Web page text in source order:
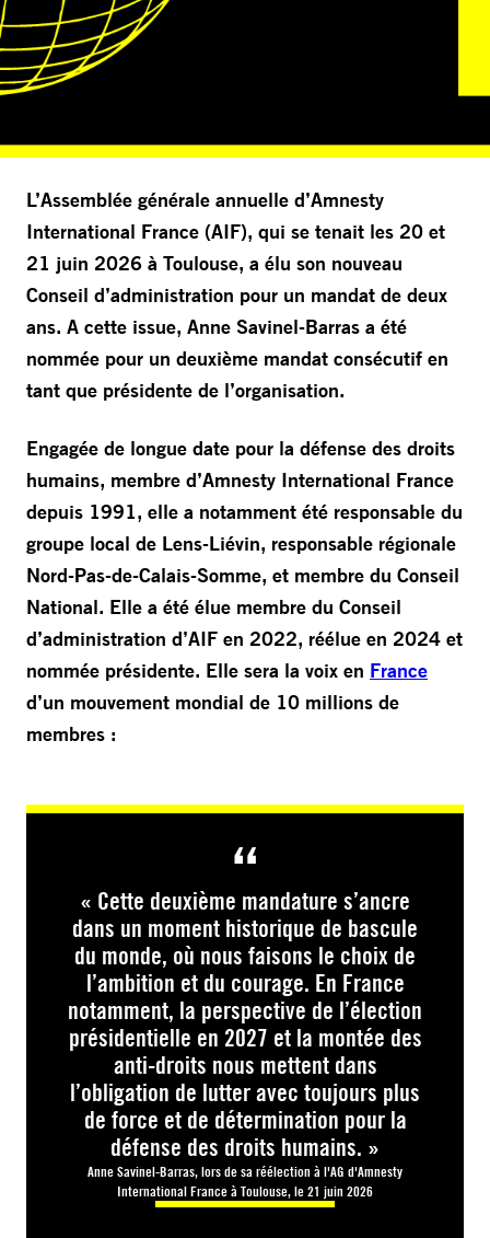
L’Assemblée générale annuelle d’Amnesty
International France (AIF), qui se tenait les 20 et
21 juin 2026 à Toulouse, a élu son nouveau
Conseil d’administration pour un mandat de deux
ans. A cette issue, Anne Savinel-Barras a été
nommée pour un deuxième mandat consécutif en
tant que présidente de l’organisation.
Engagée de longue date pour la défense des droits
humains, membre d’Amnesty International France
depuis 1991, elle a notamment été responsable du
groupe local de Lens-Liévin, responsable régionale
Nord-Pas-de-Calais-Somme, et membre du Conseil
National. Elle a été élue membre du Conseil
d’administration d’AIF en 2022, réélue en 2024 et
nommée présidente. Elle sera la voix en France
d’un mouvement mondial de 10 millions de
membres :
« Cette deuxième mandature s’ancre
dans un moment historique de bascule
du monde, où nous faisons le choix de
l’ambition et du courage. En France
notamment, la perspective de l’élection
présidentielle en 2027 et la montée des
anti-droits nous mettent dans
l’obligation de lutter avec toujours plus
de force et de détermination pour la
défense des droits humains. »
Anne Savinel-Barras, lors de sa réélection à l'AG d'Amnesty
International France à Toulouse, le 21 juin 2026